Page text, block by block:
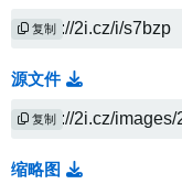
复制
源文件
复制
缩略图